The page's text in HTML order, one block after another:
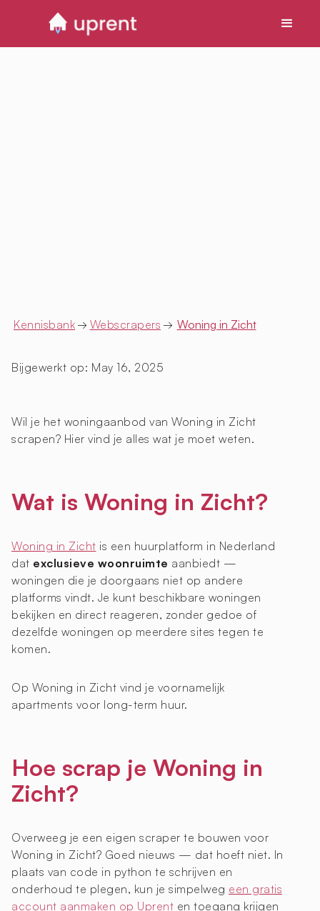
Kennisbank → Webscrapers → Woning in Zicht
Bijgewerkt op: May 16, 2025
Wil je het woningaanbod van Woning in Zicht
scrapen? Hier vind je alles wat je moet weten.
Wat is Woning in Zicht?
Woning in Zicht is een huurplatform in Nederland
dat exclusieve woonruimte aanbiedt —
woningen die je doorgaans niet op andere
platforms vindt. Je kunt beschikbare woningen
bekijken en direct reageren, zonder gedoe of
dezelfde woningen op meerdere sites tegen te
komen.
Op Woning in Zicht vind je voornamelijk
apartments voor long-term huur.
Hoe scrap je Woning in
Zicht?
Overweeg je een eigen scraper te bouwen voor
Woning in Zicht? Goed nieuws — dat hoeft niet. In
plaats van code in python te schrijven en
onderhoud te plegen, kun je simpelweg een gratis
account aanmaken op Uprent en toegang krijgen